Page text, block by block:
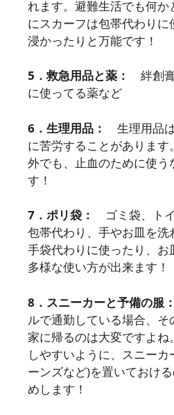
れます。避難生活でも何
にスカーフは包帯代わり
浸かったりと万能です！
5．救急用品と薬：
絆創
に使ってる薬など
6．生理用品：
生理用品
に苦労することがありま
外でも、止血のために使
す！
7．ポリ袋：
ゴミ袋、ト
包帯代わり、手やお皿を洗
手袋代わりに使ったり、お
多様な使い方が出来ます！
8．スニーカーと予備の服：
ルで通勤している場合、そ
家に帰るのは大変ですよね
しやすいように、スニーカ
ーンズなど)を置いておけ
めします！